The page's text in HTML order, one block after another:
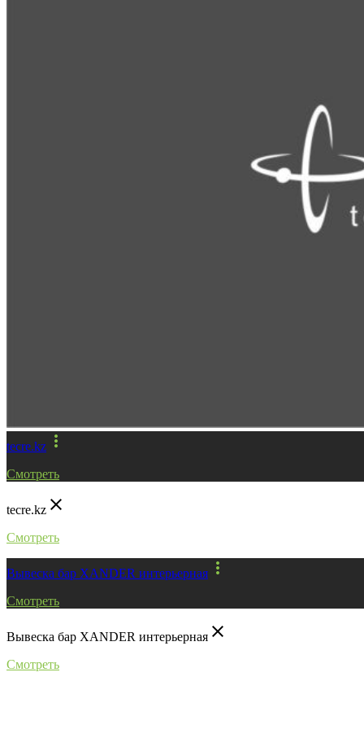
tecre.kz more_vert
Смотреть
tecre.kz close
Смотреть
Вывеска бар XANDER интерьерная more_vert
Смотреть
Вывеска бар XANDER интерьерная close
Смотреть